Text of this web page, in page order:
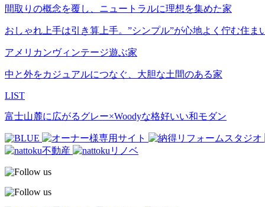
間取りの概念を覆し、ニュートラルに理想を集めた家
おしゃれ上手は引き算上手。”シンプル”が心地よく佇む住ま
アメリカンヴィンテージ遊ぶ家
中と外をカジュアルにつなぐ、大胆な土間のある家
LIST
富士山麓に広がるグレー×Woodyな格好いい和モダン